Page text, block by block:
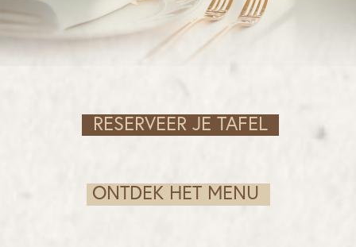
RESERVEER JE TAFEL
ONTDEK HET MENU